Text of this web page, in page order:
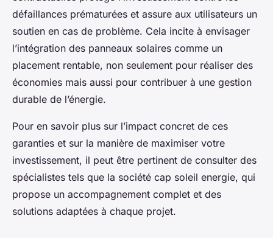
défaillances prématurées et assure aux utilisateurs un
soutien en cas de problème. Cela incite à envisager
l’intégration des panneaux solaires comme un
placement rentable, non seulement pour réaliser des
économies mais aussi pour contribuer à une gestion
durable de l’énergie.
Pour en savoir plus sur l’impact concret de ces
garanties et sur la manière de maximiser votre
investissement, il peut être pertinent de consulter des
spécialistes tels que la société cap soleil energie, qui
propose un accompagnement complet et des
solutions adaptées à chaque projet.